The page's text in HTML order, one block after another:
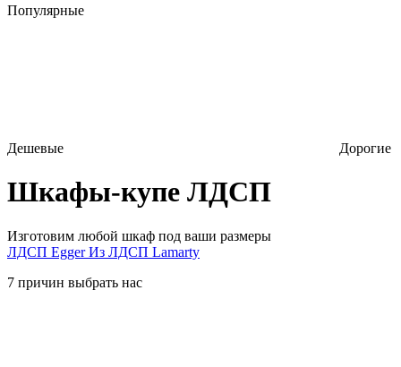
Популярные
Дешевые Дорогие
Шкафы-купе ЛДСП
Изготовим любой шкаф под ваши размеры
ЛДСП EggerИз ЛДСП Lamarty
7 причин выбрать нас